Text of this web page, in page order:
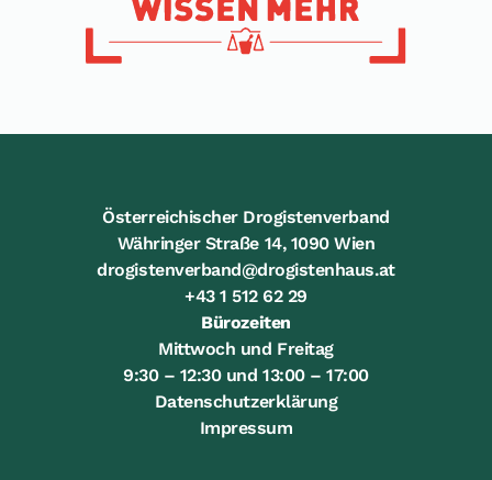
Österreichischer Drogistenverband
Währinger Straße 14, 1090 Wien
drogistenverband@drogistenhaus.at
+43 1 512 62 29
Bürozeiten
Mittwoch und Freitag
9:30 – 12:30 und 13:00 – 17:00
Datenschutzerklärung
Impressum